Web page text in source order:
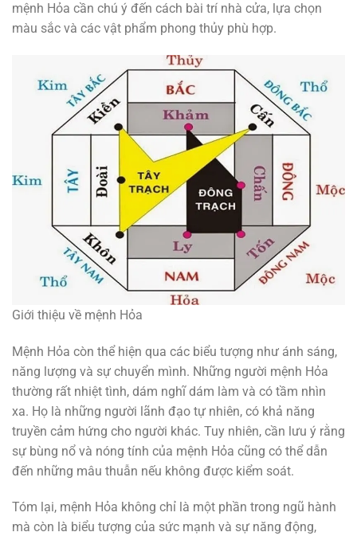
mệnh Hỏa cần chú ý đến cách bài trí nhà cửa, lựa chọn
màu sắc và các vật phẩm phong thủy phù hợp.
Giới thiệu về mệnh Hỏa
Mệnh Hỏa còn thể hiện qua các biểu tượng như ánh sáng,
năng lượng và sự chuyển mình. Những người mệnh Hỏa
thường rất nhiệt tình, dám nghĩ dám làm và có tầm nhìn
xa. Họ là những người lãnh đạo tự nhiên, có khả năng
truyền cảm hứng cho người khác. Tuy nhiên, cần lưu ý rằng
sự bùng nổ và nóng tính của mệnh Hỏa cũng có thể dẫn
đến những mâu thuẫn nếu không được kiểm soát.
Tóm lại, mệnh Hỏa không chỉ là một phần trong ngũ hành
mà còn là biểu tượng của sức mạnh và sự năng động,